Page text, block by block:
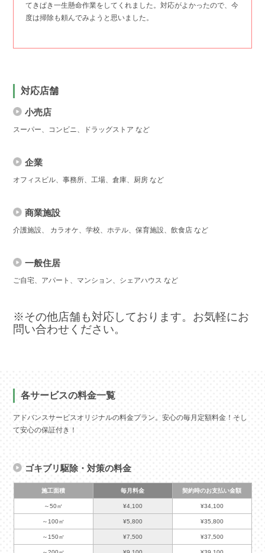
てきぱき一生懸命作業をしてくれました。対応がよかったので、今
度は掃除も頼んでみようと思いました。
対応店舗
小売店
スーパー、コンビニ、ドラッグストア など
企業
オフィスビル、事務所、工場、倉庫、厨房 など
商業施設
介護施設、 カラオケ、学校、ホテル、保育施設、飲食店 など
一般住居
ご自宅、アパート、マンション、シェアハウス など
※その他店舗も対応しております。お気軽にお
問い合わせください。
各サービスの料金一覧
アドバンスサービスオリジナルの料金プラン。安心の毎月定額料金！そし
て安心の保証付き！
ゴキブリ駆除・対策の料金
施工面積 毎月料金 契約時のお支払い金額
～50㎡ ¥4,100 ¥34,100
～100㎡ ¥5,800 ¥35,800
～150㎡ ¥7,500 ¥37,500